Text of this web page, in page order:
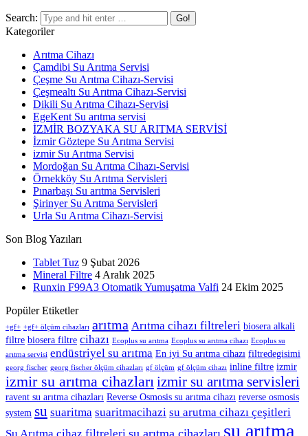
Search:
Kategoriler
Arıtma Cihazı
Çamdibi Su Arıtma Servisi
Çeşme Su Arıtma Cihazı-Servisi
Çeşmealtı Su Arıtma Cihazı-Servisi
Dikili Su Arıtma Cihazı-Servisi
EgeKent Su arıtma servisi
İZMİR BOZYAKA SU ARITMA SERVİSİ
İzmir Göztepe Su Arıtma Servisi
izmir Su Arıtma Servisi
Mordoğan Su Arıtma Cihazı-Servisi
Örnekköy Su Arıtma Servisleri
Pınarbaşı Su arıtma Servisleri
Şirinyer Su Arıtma Servisleri
Urla Su Arıtma Cihazı-Servisi
Son Blog Yazıları
Tablet Tuz 9 Şubat 2026
Mineral Filtre 4 Aralık 2025
Runxin F99A3 Otomatik Yumuşatma Valfi 24 Ekim 2025
Popüler Etiketler
+gf+ +gf+ ölçüm cihazları arıtma Arıtma cihazı filtreleri biosera alkali
filtre biosera filtre cihazı Ecoplus su arıtma Ecoplus su arıtma cihazı Ecoplus su
arıtma servisi endüstriyel su arıtma En iyi Su arıtma cihazı filtredegisimi
georg fischer georg fischer ölçüm cihazları gf ölçüm gf ölçüm cihazı inline filtre izmir
izmir su arıtma cihazları izmir su arıtma servisleri
ravent su arıtma cihazları Reverse Osmosis su arıtma cihazı reverse osmosis
system su suaritma suaritmacihazi su arutma cihazı çeşitleri
Su Arıtma cihaz filtreleri su arıtma cihazları su arıtma